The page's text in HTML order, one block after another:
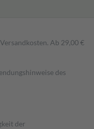
Ab 29,00 €
des
der